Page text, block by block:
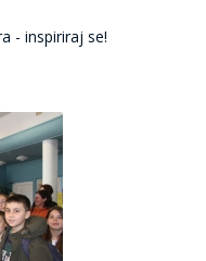
- inspiriraj se!